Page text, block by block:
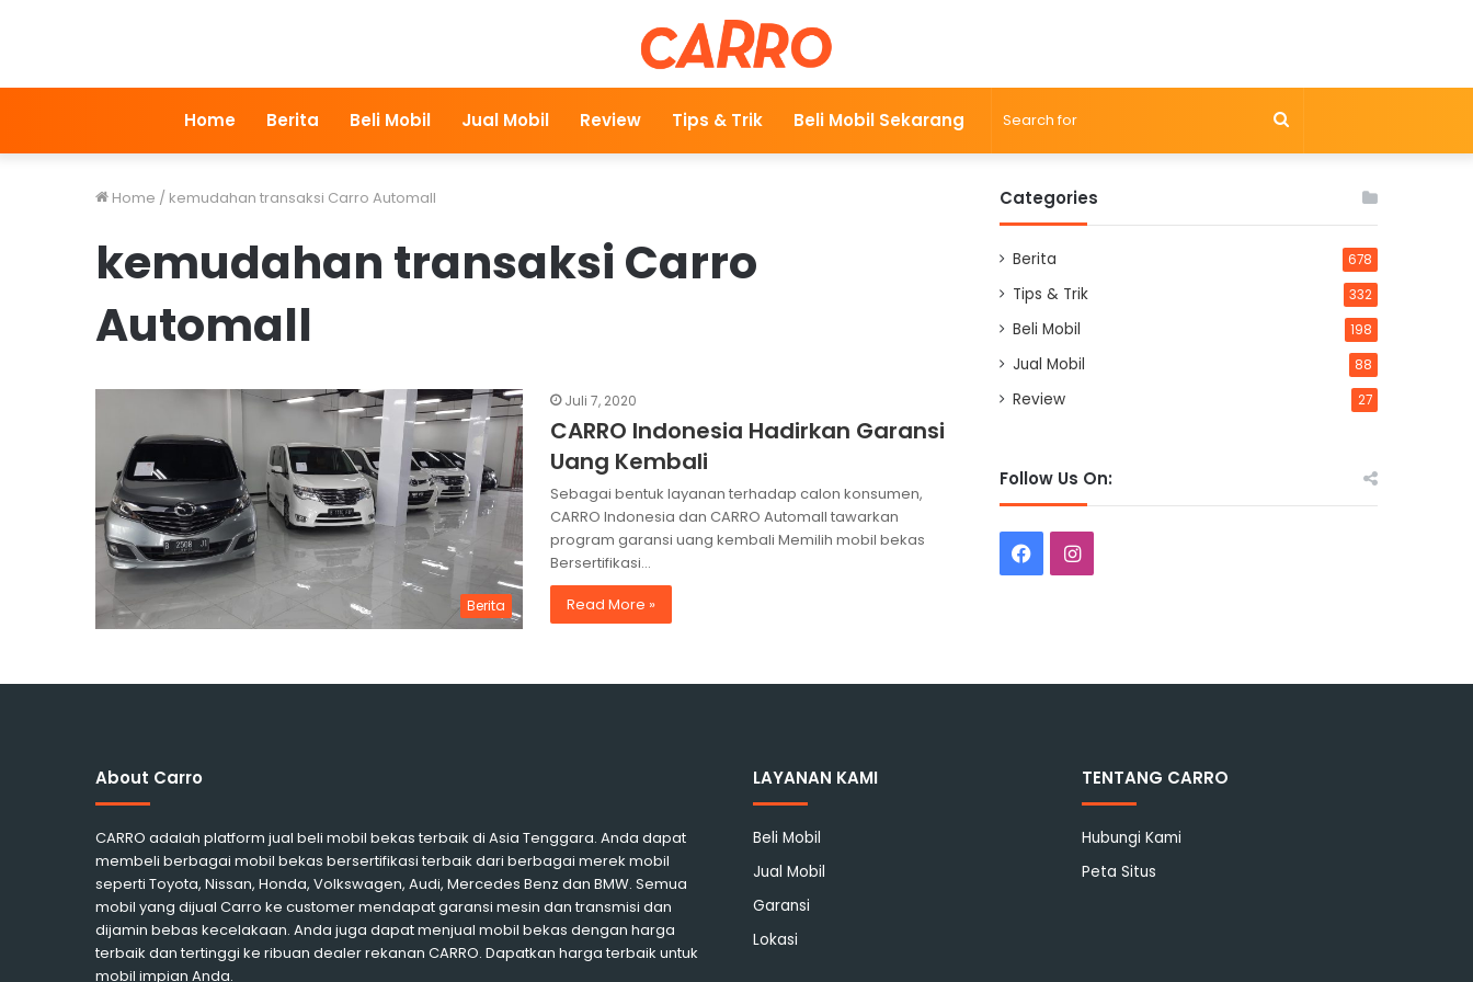
Home Berita Beli Mobil Jual Mobil Review Tips & Trik Beli Mobil Sekarang Search
Home / kemudahan transaksi Carro Automall
kemudahan transaksi Carro
Automall
Berita
Juli 7, 2020
CARRO Indonesia Hadirkan Garansi
Uang Kembali
Sebagai bentuk layanan terhadap calon konsumen,
CARRO Indonesia dan CARRO Automall tawarkan
program garansi uang kembali Memilih mobil bekas
Bersertifikasi…
Read More »
Categories
Berita 678
Tips & Trik 332
Beli Mobil 198
Jual Mobil 88
Review 27
Follow Us On:
FacebookInstagram
About Carro
CARRO adalah platform jual beli mobil bekas terbaik di Asia Tenggara. Anda dapat
membeli berbagai mobil bekas bersertifikasi terbaik dari berbagai merek mobil
seperti Toyota, Nissan, Honda, Volkswagen, Audi, Mercedes Benz dan BMW. Semua
mobil yang dijual Carro ke customer mendapat garansi mesin dan transmisi dan
dijamin bebas kecelakaan. Anda juga dapat menjual mobil bekas dengan harga
terbaik dan tertinggi ke ribuan dealer rekanan CARRO. Dapatkan harga terbaik untuk
mobil impian Anda.
LAYANAN KAMI
Beli Mobil
Jual Mobil
Garansi
Lokasi
TENTANG CARRO
Hubungi Kami
Peta Situs